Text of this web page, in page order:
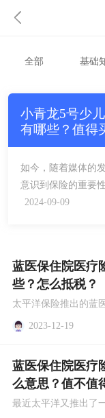
全部 基础
小青龙5号少
有哪些？值得
如今，随着媒体的
意识到保险的重要
心头肉，所以，少
2024-09-09
蓝医保住院医疗
些？怎么抵税？
2023-12-19
蓝医保住院医疗
么意思？值不值